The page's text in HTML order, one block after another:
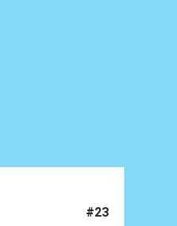
#23